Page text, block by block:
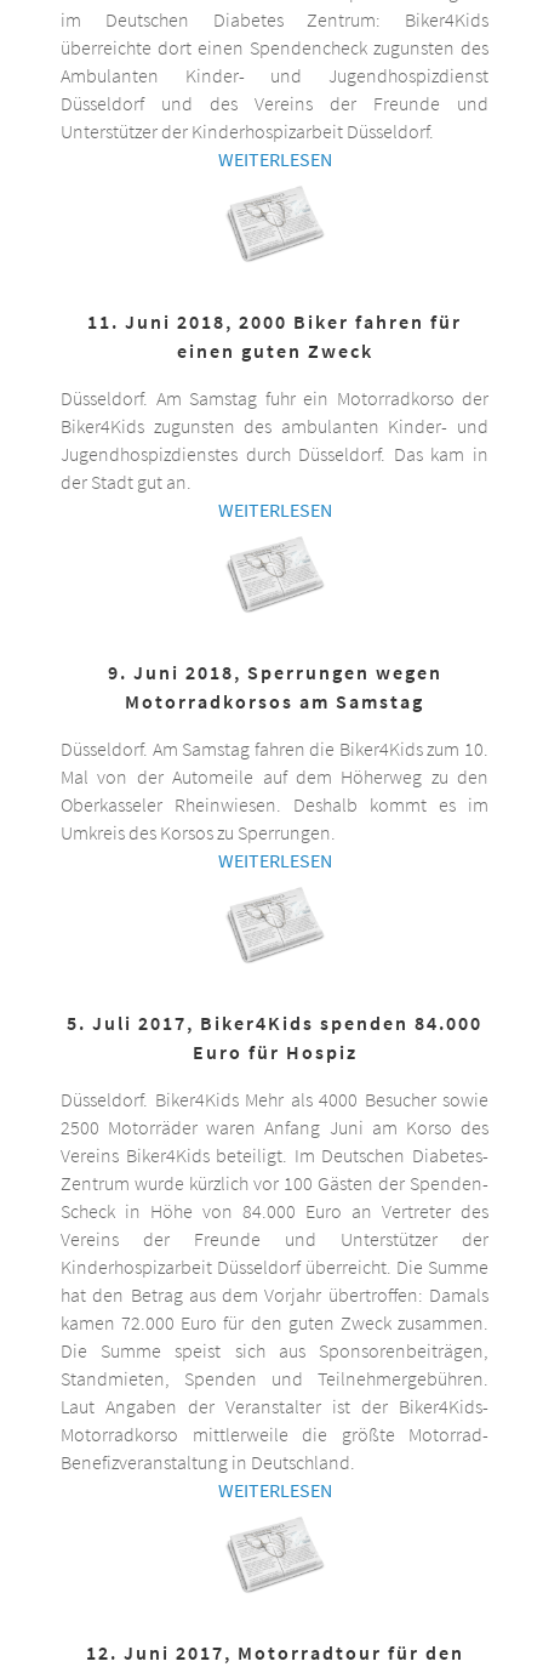
im Deutschen Diabetes Zentrum: Biker4Kids
überreichte dort einen Spendencheck zugunsten des
Ambulanten Kinder- und Jugendhospizdienst
Düsseldorf und des Vereins der Freunde und
Unterstützer der Kinderhospizarbeit Düsseldorf.
WEITERLESEN
11. Juni 2018, 2000 Biker fahren für
einen guten Zweck
Düsseldorf. Am Samstag fuhr ein Motorradkorso der
Biker4Kids zugunsten des ambulanten Kinder- und
Jugendhospizdienstes durch Düsseldorf. Das kam in
der Stadt gut an.
WEITERLESEN
9. Juni 2018, Sperrungen wegen
Motorradkorsos am Samstag
Düsseldorf. Am Samstag fahren die Biker4Kids zum 10.
Mal von der Automeile auf dem Höherweg zu den
Oberkasseler Rheinwiesen. Deshalb kommt es im
Umkreis des Korsos zu Sperrungen.
WEITERLESEN
5. Juli 2017, Biker4Kids spenden 84.000
Euro für Hospiz
Düsseldorf. Biker4Kids Mehr als 4000 Besucher sowie
2500 Motorräder waren Anfang Juni am Korso des
Vereins Biker4Kids beteiligt. Im Deutschen Diabetes-
Zentrum wurde kürzlich vor 100 Gästen der Spenden-
Scheck in Höhe von 84.000 Euro an Vertreter des
Vereins der Freunde und Unterstützer der
Kinderhospizarbeit Düsseldorf überreicht. Die Summe
hat den Betrag aus dem Vorjahr übertroffen: Damals
kamen 72.000 Euro für den guten Zweck zusammen.
Die Summe speist sich aus Sponsorenbeiträgen,
Standmieten, Spenden und Teilnehmergebühren.
Laut Angaben der Veranstalter ist der Biker4Kids-
Motorradkorso mittlerweile die größte Motorrad-
Benefizveranstaltung in Deutschland.
WEITERLESEN
12. Juni 2017, Motorradtour für den